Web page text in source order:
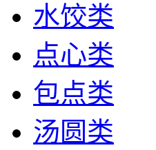
水饺类
点心类
包点类
汤圆类